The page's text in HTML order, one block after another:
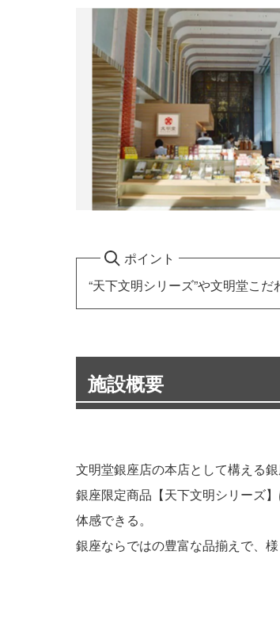
ポイント
“天下文明シリーズ”や文明堂こ
施設概要
文明堂銀座店の本店として構える
銀座限定商品【天下文明シリーズ
体感できる。
銀座ならではの豊富な品揃えで、